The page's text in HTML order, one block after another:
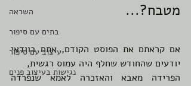
השראה
בתים עם סיפור
עיצוב עם סיפור
נגישות בעיצוב פנים
מטבח?...
אם קראתם את הפוסט הקודם, אתם בוודאי
יודעים שהחודש שחלף היה עמוס רגשית,
הפרידה מאבא והאזכרה לאמא שנפרדה